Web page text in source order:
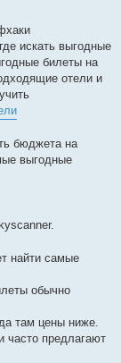
искать выгодные
билеты на
отели и
бюджета на
выгодные
найти самые
обычно
там цены ниже.
часто предлагают